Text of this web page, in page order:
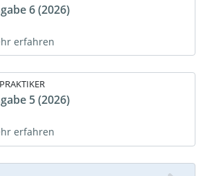
6 (2026)
erfahren
5 (2026)
erfahren